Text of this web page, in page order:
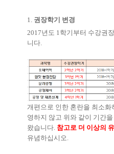
1. 권장학기 변경
2017년도 1 학기부터 수강권
니다
개편으로 인한 혼란을 최소
영하지 않고 위와 같이 기간
왔습니다. 참고로 더 이상의
유념하십시오.